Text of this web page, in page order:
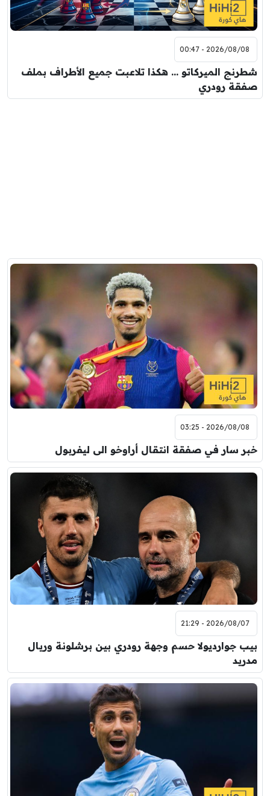
2026/08/08 - 00:47
شطرنج الميركاتو … هكذا تلاعبت جميع الأطراف بملف
صفقة رودري
2026/08/08 - 03:25
خبر سار في صفقة انتقال أراوخو الى ليفربول
2026/08/07 - 21:29
بيب جوارديولا حسم وجهة رودري بين برشلونة وريال
مدريد